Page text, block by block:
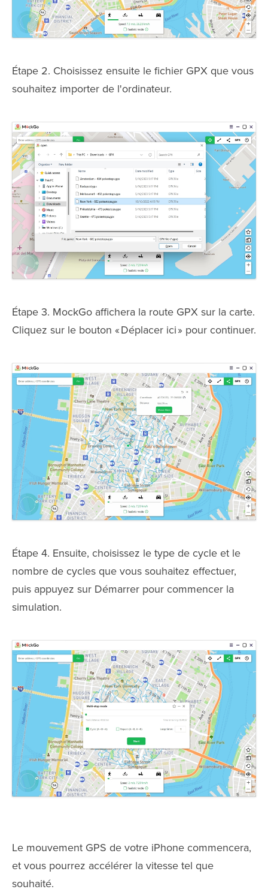
Étape 2. Choisissez ensuite le fichier GPX que vous
souhaitez importer de l'ordinateur.
Étape 3. MockGo affichera la route GPX sur la carte.
Cliquez sur le bouton « Déplacer ici » pour continuer.
Étape 4. Ensuite, choisissez le type de cycle et le
nombre de cycles que vous souhaitez effectuer,
puis appuyez sur Démarrer pour commencer la
simulation.
Le mouvement GPS de votre iPhone commencera,
et vous pourrez accélérer la vitesse tel que
souhaité.